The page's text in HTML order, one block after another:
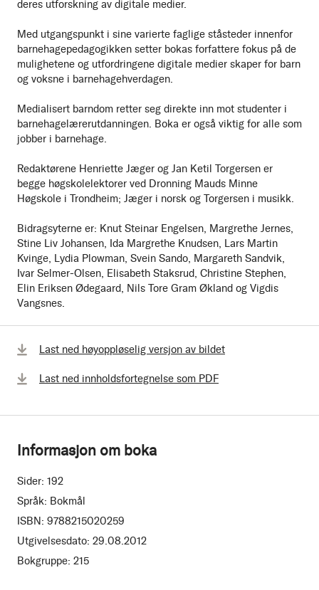
deres utforskning av digitale medier.
Med utgangspunkt i sine varierte faglige ståsteder innenfor
barnehagepedagogikken setter bokas forfattere fokus på de
mulighetene og utfordringene digitale medier skaper for barn
og voksne i barnehagehverdagen.
Medialisert barndom retter seg direkte inn mot studenter i
barnehagelærerutdanningen. Boka er også viktig for alle som
jobber i barnehage.
Redaktørene Henriette Jæger og Jan Ketil Torgersen er
begge høgskolelektorer ved Dronning Mauds Minne
Høgskole i Trondheim; Jæger i norsk og Torgersen i musikk.
Bidragsyterne er: Knut Steinar Engelsen, Margrethe Jernes,
Stine Liv Johansen, Ida Margrethe Knudsen, Lars Martin
Kvinge, Lydia Plowman, Svein Sando, Margareth Sandvik,
Ivar Selmer-Olsen, Elisabeth Staksrud, Christine Stephen,
Elin Eriksen Ødegaard, Nils Tore Gram Økland og Vigdis
Vangsnes.
Last ned høyoppløselig versjon av bildet
Last ned innholdsfortegnelse som PDF
Informasjon om boka
Sider: 192
Språk: Bokmål
ISBN: 9788215020259
Utgivelsesdato: 29.08.2012
Bokgruppe: 215